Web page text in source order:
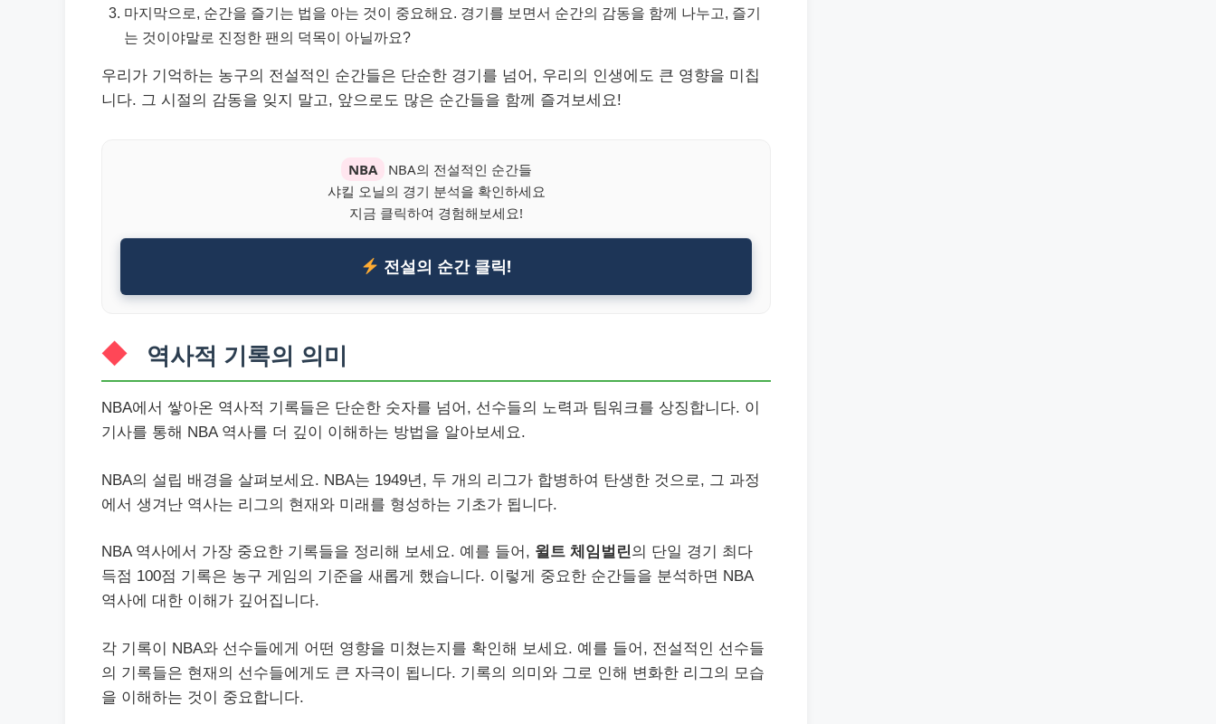
마지막으로, 순간을 즐기는 법을 아는 것이 중요해요. 경기를 보면서 순간의 감동을 함께 나누고, 즐기
는 것이야말로 진정한 팬의 덕목이 아닐까요?
우리가 기억하는 농구의 전설적인 순간들은 단순한 경기를 넘어, 우리의 인생에도 큰 영향을 미칩
니다. 그 시절의 감동을 잊지 말고, 앞으로도 많은 순간들을 함께 즐겨보세요!
NBA
NBA의 전설적인 순간들
샤킬 오닐의 경기 분석을 확인하세요
지금 클릭하여 경험해보세요!
전설의 순간 클릭!
역사적 기록의 의미
NBA에서 쌓아온 역사적 기록들은 단순한 숫자를 넘어, 선수들의 노력과 팀워크를 상징합니다. 이
기사를 통해 NBA 역사를 더 깊이 이해하는 방법을 알아보세요.
NBA의 설립 배경을 살펴보세요. NBA는 1949년, 두 개의 리그가 합병하여 탄생한 것으로, 그 과정
에서 생겨난 역사는 리그의 현재와 미래를 형성하는 기초가 됩니다.
NBA 역사에서 가장 중요한 기록들을 정리해 보세요. 예를 들어, 윌트 체임벌린의 단일 경기 최다
득점 100점 기록은 농구 게임의 기준을 새롭게 했습니다. 이렇게 중요한 순간들을 분석하면 NBA
역사에 대한 이해가 깊어집니다.
각 기록이 NBA와 선수들에게 어떤 영향을 미쳤는지를 확인해 보세요. 예를 들어, 전설적인 선수들
의 기록들은 현재의 선수들에게도 큰 자극이 됩니다. 기록의 의미와 그로 인해 변화한 리그의 모습
을 이해하는 것이 중요합니다.